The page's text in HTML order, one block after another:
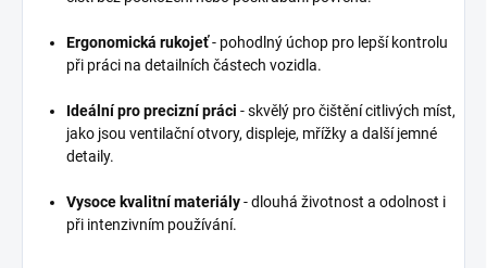
Ergonomická rukojeť- pohodlný úchop pro lepší kontrolu
při práci na detailních částech vozidla.
Ideální pro precizní práci - skvělý pro čištění citlivých míst,
jako jsou ventilační otvory, displeje, mřížky a další jemné
detaily.
Vysoce kvalitní materiály- dlouhá životnost a odolnost i
při intenzivním používání.